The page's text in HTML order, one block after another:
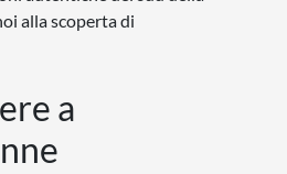
alla scoperta di
a